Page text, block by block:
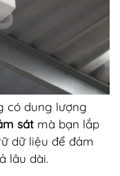
có dung lượng
sát mà bạn lắp
dữ liệu để đảm
lâu dài.